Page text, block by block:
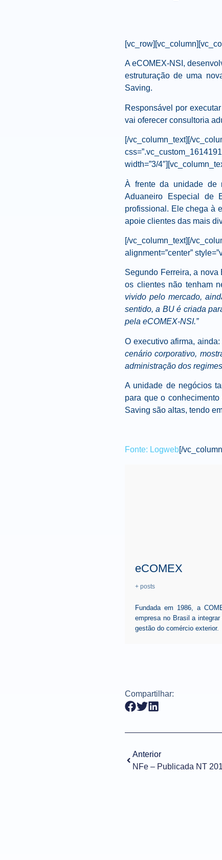
A eCOMEX-NSI,
estruturação de uma
Saving.
Responsável por
vai oferecer consultoria
[/vc_column_text][/
width=”3/
À frente da unidade de
Aduaneiro Especial de
profissional. Ele chega à
apoie clientes das mais
[/vc_column_text][/
alignment=”center”
Segundo Ferreira, a nova
os clientes não tenham
vivido pelo mercado,
sentido, a BU é criada
pela eCOMEX-NSI.”
O executivo afirma, ainda:
cenário corporativo,
administração dos
A unidade de negócios
para que o
Saving são altas, tendo
Fonte: Logweb[/
eCOMEX
+ posts
Fundada em 1986, a
empresa no Brasil a
gestão do comércio exterior.
Compartilhar:
Anterior